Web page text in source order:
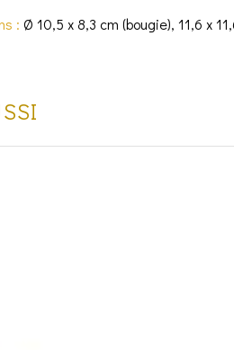
: Ø 10,5 x 8,3 cm (bougie), 11,6 x